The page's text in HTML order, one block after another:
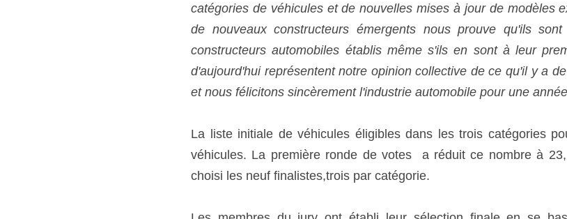
catégories de véhicules et de nouvelles mises à jour de modèles
de nouveaux constructeurs émergents nous prouve qu'ils
constructeurs automobiles établis même s'ils en sont à leur
d'aujourd'hui représentent notre opinion collective de ce qu'il y a
et nous félicitons sincèrement l'industrie automobile pour une
La liste initiale de véhicules éligibles dans les trois catégories
véhicules. La première ronde de votes  a réduit ce nombre à
choisi les neuf finalistes,trois par catégorie.